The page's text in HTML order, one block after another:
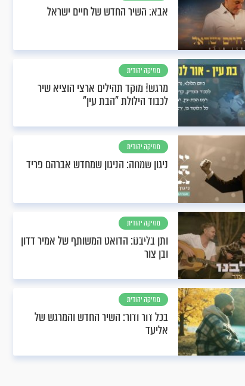
וחסידית
אבא: השיר החדש של חיים ישראל
מוזיקה יהודית
וחסידית
מרגש! מוקד תהילים ארצי הוציא שיר
לכבוד הילולת "הבת עין"
מוזיקה יהודית
וחסידית
ניגון שמחה: הניגון שמחדש אברהם פריד
מוזיקה יהודית
וחסידית
ותן בליבנו: הדואט המשותף של אמיר דדון
ובן צור
מוזיקה יהודית
וחסידית
בכל דור ודור: השיר החדש והמרגש של
אליעד